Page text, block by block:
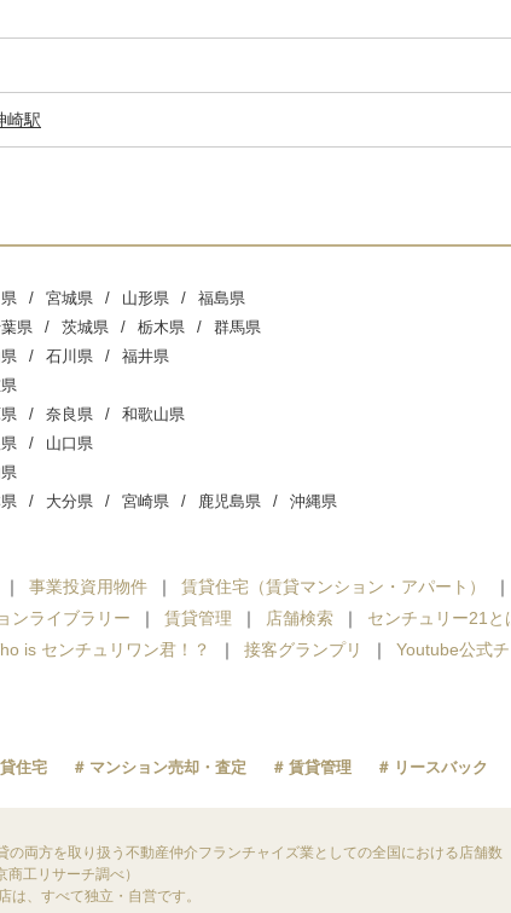
崎駅
宮城県 山形県 福島県
県 茨城県 栃木県 群馬県
石川県 福井県
奈良県 和歌山県
山口県
大分県 宮崎県 鹿児島県 沖縄県
事業投資用物件 賃貸住宅（賃貸マンション・アパート）
ンライブラリー 賃貸管理 店舗検索 センチュリー21と
is センチュリワン君！？ 接客グランプリ Youtube公式
住宅 マンション売却・査定 賃貸管理 リースバック
両方を取り扱う不動産仲介フランチャイズ業としての全国における店舗数
商工リサーチ調べ）
は、すべて独立・自営です。